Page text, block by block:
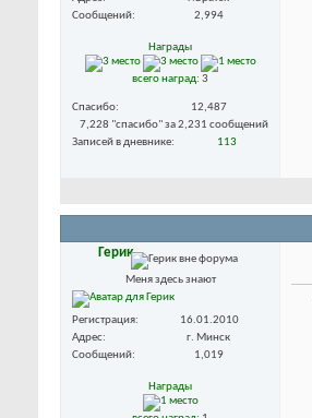
Сообщений
2,994
Награды
всего наград: 3
Спасибо
12,487
7,228 "спасибо" за 2,231 сообщений
Записей в дневнике
113
Герик
Меня здесь знают
Регистрация
16.01.2010
Адрес
г. Минск
Сообщений
1,019
Награды